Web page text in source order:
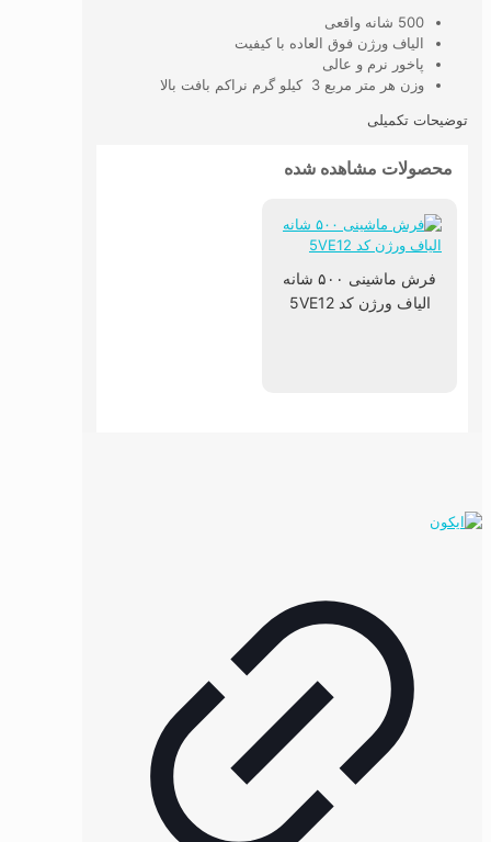
500 شانه واقعی
الیاف ورژن فوق العاده با کیفیت
پاخور نرم و عالی
وزن هر متر مربع 3 کیلو گرم نراکم بافت بالا
توضیحات تکمیلی
محصولات مشاهده شده
فرش ماشینی ۵۰۰ شانه
الیاف ورژن کد 5VE12